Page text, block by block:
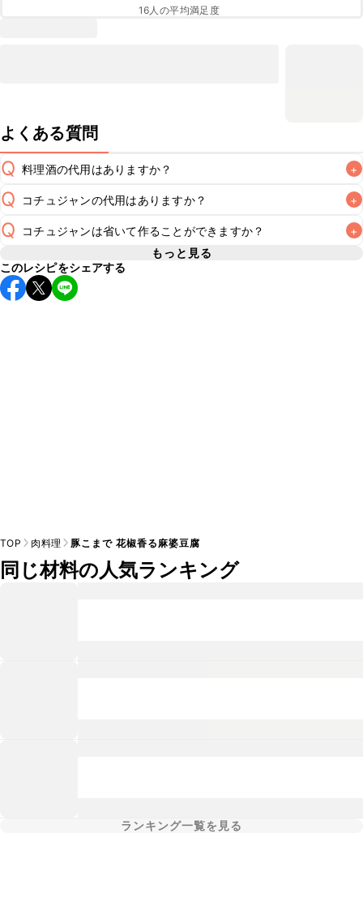
16人の平均満足度
よくある質問
Q 料理酒の代用はありますか？ +
A
Q コチュジャンの代用はありますか？ +
A
Q コチュジャンは省いて作ることができますか？ +
A
使用量が少ない場合は省いてもお作りいただけますが、メイ
ンの味付けとして使用している場合は省くと味がぼやける可
能性があるため、
もっと見る
このレシピをシェアする
TOP 肉料理 豚こまで 花椒香る麻婆豆腐
同じ材料の人気ランキング
ランキング一覧を見る